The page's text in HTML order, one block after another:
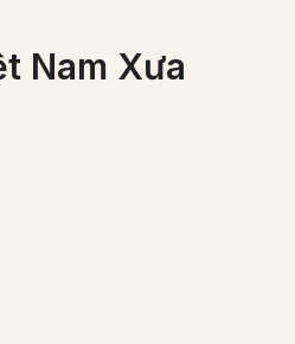
Nam Xưa